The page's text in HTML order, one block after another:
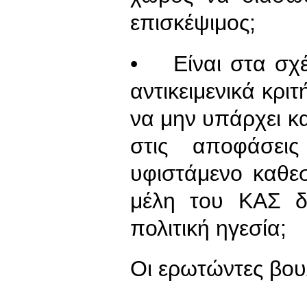
επισκέψιμος;
• Είναι στα
αντικειμενικά
να μην υπάρχει
στις
υφιστάμενο
μέλη του ΚΑΣ
πολιτική ηγεσία;
Οι ερωτώντες